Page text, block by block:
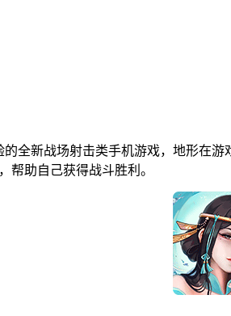
全新战场射击类手机游戏，地形在
帮助自己获得战斗胜利。